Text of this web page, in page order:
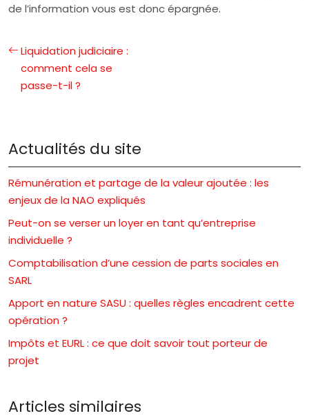
de l’information vous est donc épargnée.
Liquidation judiciaire :
comment cela se
passe-t-il ?
Actualités du site
Rémunération et partage de la valeur ajoutée : les
enjeux de la NAO expliqués
Peut-on se verser un loyer en tant qu’entreprise
individuelle ?
Comptabilisation d’une cession de parts sociales en
SARL
Apport en nature SASU : quelles règles encadrent cette
opération ?
Impôts et EURL : ce que doit savoir tout porteur de
projet
Articles similaires